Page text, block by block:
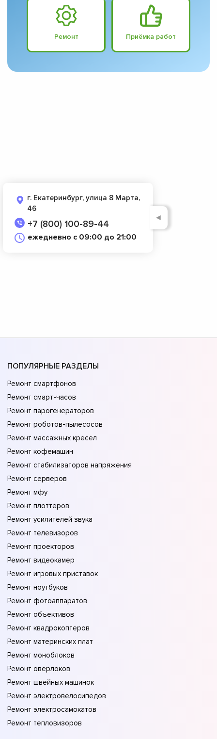
Ремонт Приёмка работ
г. Екатеринбург, улица 8 Марта,
46
+7 (800) 100-89-44
ежедневно с 09:00 до 21:00
◄
ПОПУЛЯРНЫЕ РАЗДЕЛЫ
Ремонт смартфонов
Ремонт смарт-часов
Ремонт парогенераторов
Ремонт роботов-пылесосов
Ремонт массажных кресел
Ремонт кофемашин
Ремонт стабилизаторов напряжения
Ремонт серверов
Ремонт мфу
Ремонт плоттеров
Ремонт усилителей звука
Ремонт телевизоров
Ремонт проекторов
Ремонт видеокамер
Ремонт игровых приставок
Ремонт ноутбуков
Ремонт фотоаппаратов
Ремонт объективов
Ремонт квадрокоптеров
Ремонт материнских плат
Ремонт моноблоков
Ремонт оверлоков
Ремонт швейных машинок
Ремонт электровелосипедов
Ремонт электросамокатов
Ремонт тепловизоров